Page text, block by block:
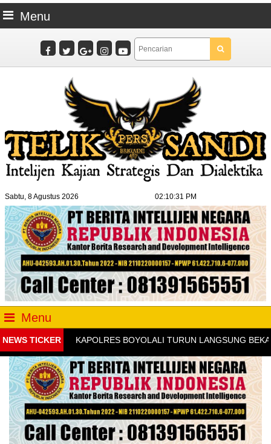
Menu
Sabtu, 8 Agustus 2026 02:10:32 PM
Menu
NEWS TICKERKAPOLRES BOYOLALI TURUN LANGSUNG BEKALI